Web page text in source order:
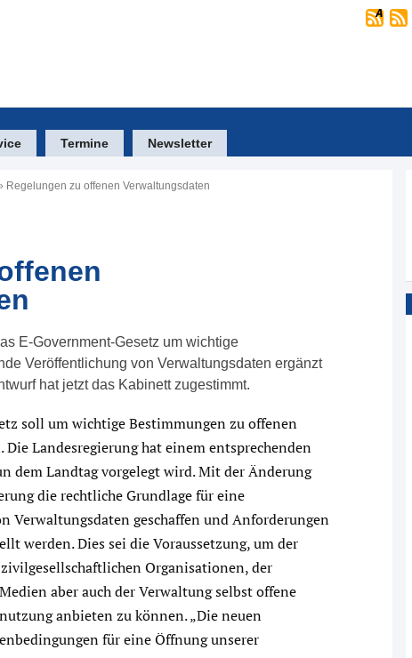
Termine Newsletter
Regelungen zu offenen Verwaltungsdaten
E-Government-Gesetz um wichtige
Veröffentlichung von Verwaltungsdaten ergänzt
hat jetzt das Kabinett zugestimmt.
soll um wichtige Bestimmungen zu offenen
Landesregierung hat einem entsprechenden
dem Landtag vorgelegt wird. Mit der Änderung
die rechtliche Grundlage für eine
Verwaltungsdaten geschaffen und Anforderungen
werden. Dies sei die Voraussetzung, um der
Organisationen, der
aber auch der Verwaltung selbst offene
anbieten zu können. „Die neuen
für eine Öffnung unserer